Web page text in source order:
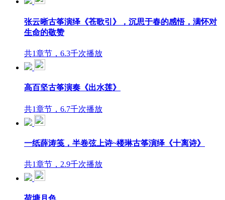
张云晰古筝演绎《苍歌引》，沉思于春的感悟，满怀对
生命的敬赞
共1章节，6.3千次播放
高百坚古筝演奏《出水莲》
共1章节，6.7千次播放
一纸薛涛笺，半卷弦上诗~楼琳古筝演绎《十离诗》
共1章节，2.9千次播放